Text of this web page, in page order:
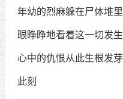
年幼的烈麻躲在尸体堆里
眼睁睁地看着这一切发生
心中的仇恨从此生根发芽
此刻